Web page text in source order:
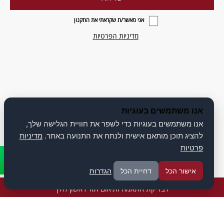
אני מאשר/ת שקראתי את התקנון
מדיניות הפרטיות
לבדיקת התאמה ותיאום תור ראשון לחץ
אנו משתמשים בעוגיות
אנו משתמשים בעוגיות כדי לשפר את חוויית הגלישה שלך,
להציג תוכן מותאם אישית ולנתח את התנועה באתר. מדיניות
פרטיות
אישור הכל דחיית הכל הגדרות